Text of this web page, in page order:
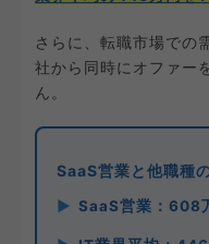
さらに、転職市場での
社から同時にオファー
ん。
SaaS営業と他職種
SaaS営業：608